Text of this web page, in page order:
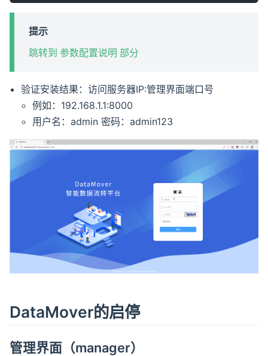
提示
跳转到 参数配置说明 部分
验证安装结果：访问服务器IP:管理界面端口号
例如：192.168.1.1:8000
用户名：admin 密码：admin123
DataMover的启停
管理界面（manager）